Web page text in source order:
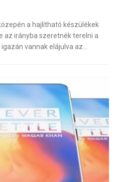
a hajlítható készülékek
az irányba szeretnék terelni a
vannak elájulva az…